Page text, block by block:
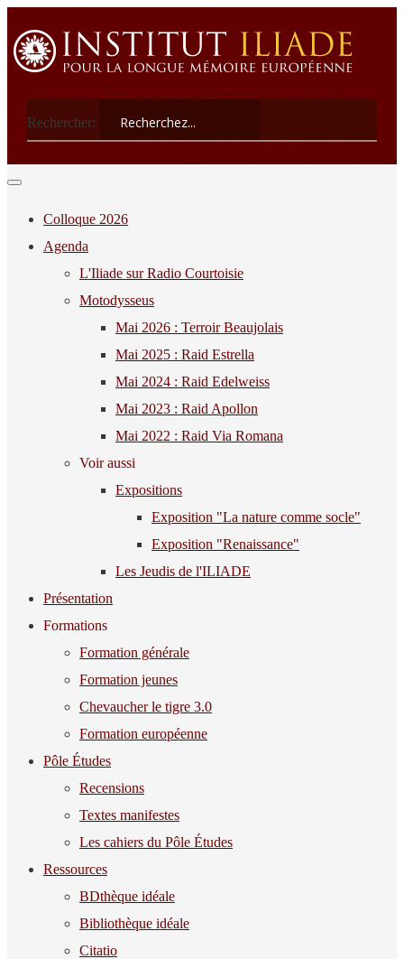
Rechercher:
Colloque 2026
Agenda
L'Iliade sur Radio Courtoisie
Motodysseus
Mai 2026 : Terroir Beaujolais
Mai 2025 : Raid Estrella
Mai 2024 : Raid Edelweiss
Mai 2023 : Raid Apollon
Mai 2022 : Raid Via Romana
Voir aussi
Expositions
Exposition "La nature comme socle"
Exposition "Renaissance"
Les Jeudis de l'ILIADE
Présentation
Formations
Formation générale
Formation jeunes
Chevaucher le tigre 3.0
Formation européenne
Pôle Études
Recensions
Textes manifestes
Les cahiers du Pôle Études
Ressources
BDthèque idéale
Bibliothèque idéale
Citatio